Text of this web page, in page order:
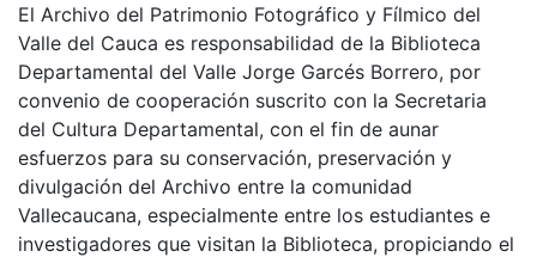
El Archivo del Patrimonio Fotográfico y Fílmico del
Valle del Cauca es responsabilidad de la Biblioteca
Departamental del Valle Jorge Garcés Borrero, por
convenio de cooperación suscrito con la Secretaria
del Cultura Departamental, con el fin de aunar
esfuerzos para su conservación, preservación y
divulgación del Archivo entre la comunidad
Vallecaucana, especialmente entre los estudiantes e
investigadores que visitan la Biblioteca, propiciando el